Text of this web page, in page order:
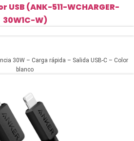
(ANK-511-WCHARGER-
30W1C-W)
rápida – Salida USB-C – Color
blanco